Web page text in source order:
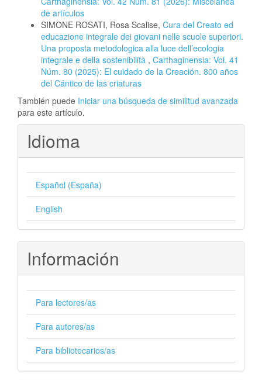
de artículos
SIMONE ROSATI, Rosa Scalise, Cura del Creato ed
educazione integrale dei giovani nelle scuole superiori.
Una proposta metodologica alla luce dell’ecologia
integrale e della sostenibilità , Carthaginensia: Vol. 41
Núm. 80 (2025): El cuidado de la Creación. 800 años
del Cántico de las criaturas
También puede Iniciar una búsqueda de similitud avanzada
para este artículo.
Idioma
Español (España)
English
Información
Para lectores/as
Para autores/as
Para bibliotecarios/as